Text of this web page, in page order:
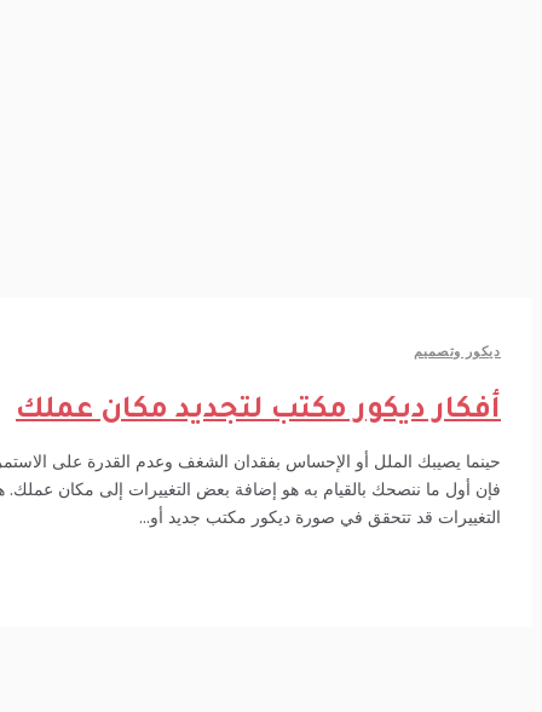
وتصميم
ديكور مكتب لتجديد مكان عملك
يصيبك الملل أو الإحساس بفقدان الشغف وعدم القدرة على الاستمرار
أول ما ننصحك بالقيام به هو إضافة بعض التغييرات إلى مكان عملك. هذه
قد تتحقق في صورة ديكور مكتب جديد أو...